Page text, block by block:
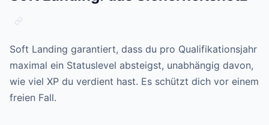
Soft Landing garantiert, dass du pro Qualifikationsjahr
maximal ein Statuslevel absteigst, unabhängig davon,
wie viel XP du verdient hast. Es schützt dich vor einem
freien Fall.